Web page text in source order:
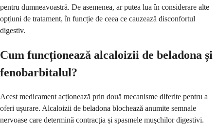
pentru dumneavoastră. De asemenea, ar putea lua în considerare alte
opțiuni de tratament, în funcție de ceea ce cauzează disconfortul
digestiv.
Cum funcționează alcaloizii de beladona și
fenobarbitalul?
Acest medicament acționează prin două mecanisme diferite pentru a
oferi ușurare. Alcaloizii de beladona blochează anumite semnale
nervoase care determină contracția și spasmele mușchilor digestivi.